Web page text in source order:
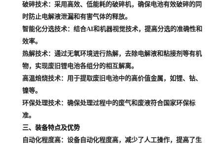
破碎技术：采用高效、低能耗的破碎机，确保电池有效破碎的同
时防止电解液泄漏和有害气体的释放。
智能化分选技术：结合AI和机器视觉技术，提高分选的准确性和
效率。
热解技术：通过无氧环境进行热解，去除电解液和粘接剂等有机
物，实现废旧锂电池各组分的相互解离。
高温焙烧技术：用于提取废旧电池中的高价值金属，如锂、钴、
镍等。
环保处理技术：确保处理过程中的废气和废液符合国家环保标
准。
三、装备特点及优势
自动化程度高：设备自动化程度高，减少了人工操作，提高了生